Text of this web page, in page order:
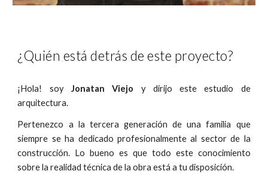
¿Quién está detrás de este proyecto?
¡Hola! soy Jonatan Viejo y dirijo este estudio de
arquitectura.
Pertenezco a la tercera generación de una familia que
siempre se ha dedicado profesionalmente al sector de la
construcción. Lo bueno es que todo este conocimiento
sobre la realidad técnica de la obra está a tu disposición.